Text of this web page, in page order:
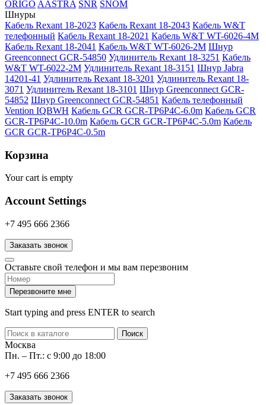
ORIGO AASTRA SNR SNOM
Шнуры
Кабель Rexant 18-2023 Кабель Rexant 18-2043 Кабель W&T
телефонный Кабель Rexant 18-2021 Кабель W&T WT-6026-4M
Кабель Rexant 18-2041 Кабель W&T WT-6026-2M Шнур
Greenconnect GCR-54850 Удлинитель Rexant 18-3251 Кабель
W&T WT-6022-2M Удлинитель Rexant 18-3151 Шнур Jabra
14201-41 Удлинитель Rexant 18-3201 Удлинитель Rexant 18-
3071 Удлинитель Rexant 18-3101 Шнур Greenconnect GCR-
54852 Шнур Greenconnect GCR-54851 Кабель телефонный
Vention IQBWH Кабель GCR GCR-TP6P4C-6.0m Кабель GCR
GCR-TP6P4C-10.0m Кабель GCR GCR-TP6P4C-5.0m Кабель
GCR GCR-TP6P4C-0.5m
Корзина
Your cart is empty
Account Settings
+7 495 666 2366
Заказать звонок
Оставьте свой телефон и мы вам перезвоним
Перезвоните мне
Start typing and press ENTER to search
Поиск
Москва
Пн. – Пт.: с 9:00 до 18:00
+7 495 666 2366
Заказать звонок